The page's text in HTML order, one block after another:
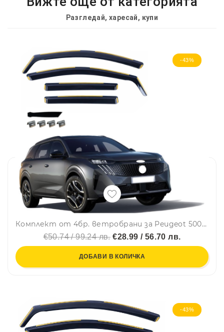
Разгледай, харесай, купи
-43%
Комплект от 4бр. ветробрани за Peugeot 5008 III 2024 г. +
€50.74 / 99.24 лв.€28.99 / 56.70 лв.
ДОБАВИ В КОЛИЧКА
-43%